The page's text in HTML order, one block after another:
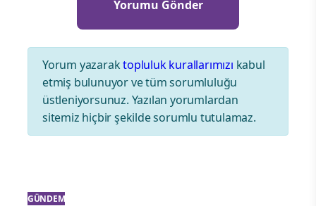
Yorum yazaraktopluluk kurallarımızı kabul
etmiş bulunuyor ve tüm sorumluluğu
üstleniyorsunuz. Yazılan yorumlardan
sitemiz hiçbir şekilde sorumlu tutulamaz.
GÜNDEM